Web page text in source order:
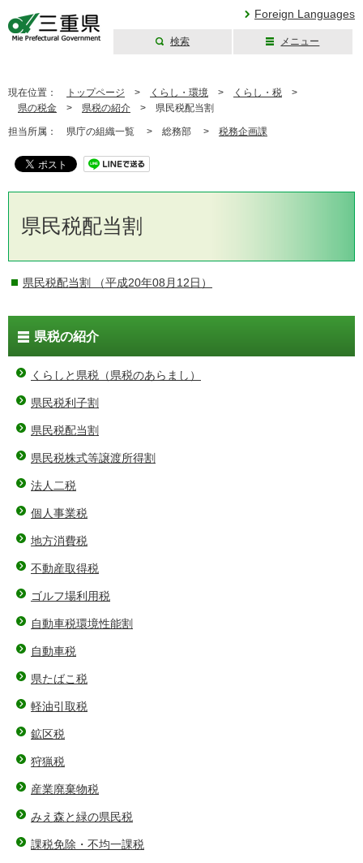
Foreign Languages
検索 メニュー
現在位置： トップページ > くらし・環境 > くらし・税 >
県の税金 > 県税の紹介 > 県民税配当割
担当所属： 県庁の組織一覧 > 総務部 > 税務企画課
県民税配当割
県民税配当割 （平成20年08月12日）
県税の紹介
くらしと県税（県税のあらまし）
県民税利子割
県民税配当割
県民税株式等譲渡所得割
法人二税
個人事業税
地方消費税
不動産取得税
ゴルフ場利用税
自動車税環境性能割
自動車税
県たばこ税
軽油引取税
鉱区税
狩猟税
産業廃棄物税
みえ森と緑の県民税
課税免除・不均一課税